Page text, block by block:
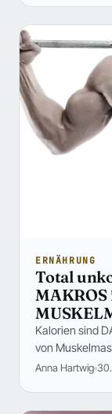
ERNÄHRUNG
Total
MAKROS
Kalorien sind
von
Anna Hartwig